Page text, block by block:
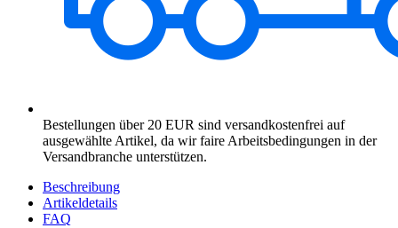
Bestellungen über 20 EUR sind versandkostenfrei auf
ausgewählte Artikel, da wir faire Arbeitsbedingungen in der
Versandbranche unterstützen.
Beschreibung
Artikeldetails
FAQ